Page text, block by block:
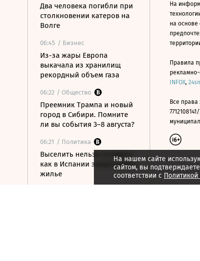
Два человека погибли при
столкновении катеров на
Волге
06:45 / Бизнес
Из-за жары Европа
выкачала из хранилищ
рекордный объем газа
06:22 / Общество
Преемник Трампа и новый
город в Сибири. Помните
ли вы события 3–8 августа?
06:21 / Политика
Выселить нельзя оставить:
как в Испании захватывают
жилье
На нашем сайте
сайтом, вы
соответствии с
На
на основе
Правила
INFOX,
Все